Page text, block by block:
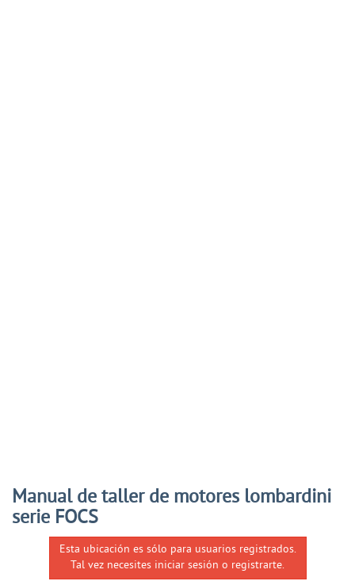
Manual de taller de motores lombardini
serie FOCS
Esta ubicación es sólo para usuarios registrados.
Tal vez necesites iniciar sesión o registrarte.